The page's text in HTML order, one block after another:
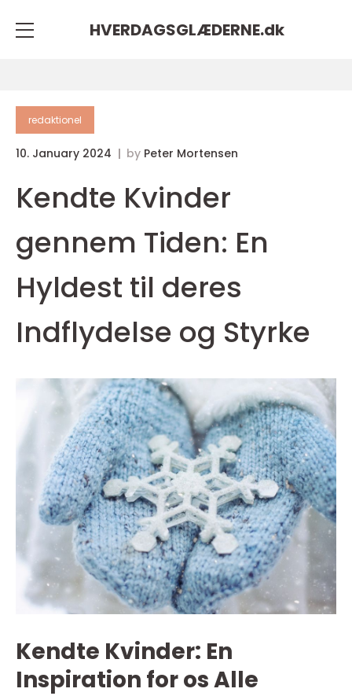
HVERDAGSGLÆDERNE.dk
redaktionel
10. January 2024 by Peter Mortensen
Kendte Kvinder
gennem Tiden: En
Hyldest til deres
Indflydelse og Styrke
Kendte Kvinder: En
Inspiration for os Alle